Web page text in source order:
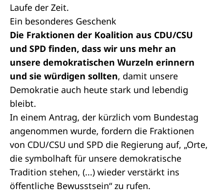
Laufe der Zeit.
Ein besonderes Geschenk
Die Fraktionen der Koalition aus CDU/CSU
und SPD finden, dass wir uns mehr an
unsere demokratischen Wurzeln erinnern
und sie würdigen sollten, damit unsere
Demokratie auch heute stark und lebendig
bleibt.
In einem Antrag, der kürzlich vom Bundestag
angenommen wurde, fordern die Fraktionen
von CDU/CSU und SPD die Regierung auf, „Orte,
die symbolhaft für unsere demokratische
Tradition stehen, (...) wieder verstärkt ins
öffentliche Bewusstsein“ zu rufen.